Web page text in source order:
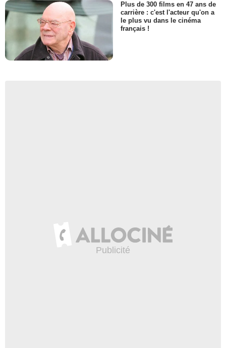
Plus de 300 films en 47 ans de
carrière : c'est l'acteur qu'on a
le plus vu dans le cinéma
français !